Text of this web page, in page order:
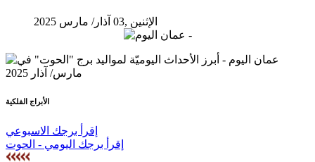
الإثنين ,03 آذار/ مارس 2025
الأبراج الفلكية
إقرأ برجك الاسبوعي
إقرأ برجك اليومي - الحوت